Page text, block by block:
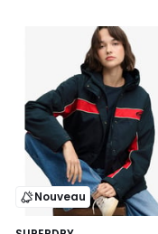
Nouveau